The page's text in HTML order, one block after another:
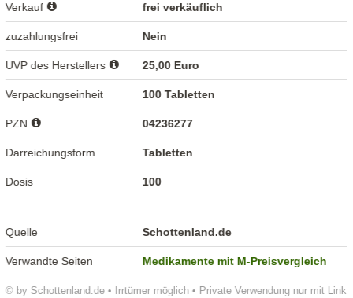
© by Schottenland.de • Irrtümer möglich • Private Verwendung nur mit Link
Verkauf frei verkäuflich
zuzahlungsfrei Nein
UVP des Herstellers 25,00 Euro
Verpackungseinheit 100 Tabletten
PZN 04236277
Darreichungsform Tabletten
Dosis 100
Quelle Schottenland.de
Verwandte Seiten Medikamente mit M-Preisvergleich